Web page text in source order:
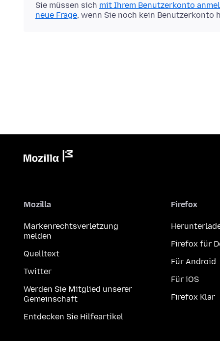
Sie müssen sich mit Ihrem Benutzerkonto
neue Frage, wenn Sie noch kein Benutzerkonto
Mozilla
Markenrechtsverletzung
melden
Quelltext
Twitter
Werden Sie Mitglied unserer
Gemeinschaft
Entdecken Sie Hilfeartikel
Firefox
Firefox für
Für Android
Für iOS
Firefox Klar